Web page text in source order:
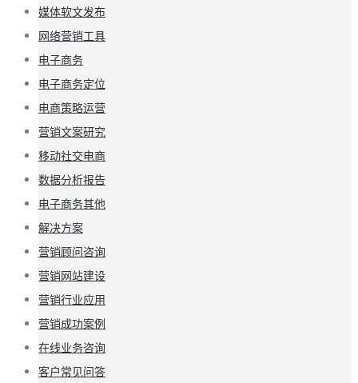
媒体软文发布
网络营销工具
电子商务
电子商务定位
电商策略运营
营销文案研究
移动社交电商
数据分析报告
电子商务其他
解决方案
营销顾问咨询
营销网站建设
营销行业应用
营销成功案例
在线业务咨询
客户常见问答